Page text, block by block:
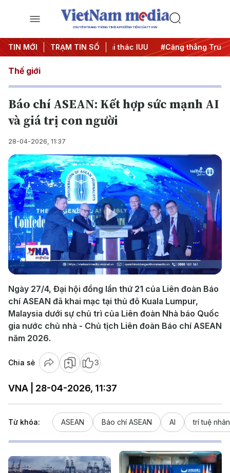
CHUYÊN TRANG THÔNG TIN ĐA PHƯƠNG TIỆN CỦA TTXVN
TIN MỚI TRẠM TIN SỐ
đêm #Chống khai thác IUU #Căng thẳng Trung Đông
Thế giới
Báo chí ASEAN: Kết hợp sức mạnh AI
và giá trị con người
28-04-2026, 11:37
Play
Video
Ngày 27/4, Đại hội đồng lần thứ 21 của Liên đoàn Báo
chí ASEAN đã khai mạc tại thủ đô Kuala Lumpur,
Malaysia dưới sự chủ trì của Liên đoàn Nhà báo Quốc
gia nước chủ nhà - Chủ tịch Liên đoàn Báo chí ASEAN
năm 2026.
Chia sẻ 3
VNA | 28-04-2026, 11:37
Từ khóa: ASEAN Báo chí ASEAN AI trí tuệ